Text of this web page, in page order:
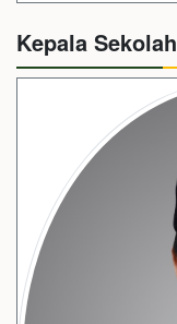
Kepala Sekolah